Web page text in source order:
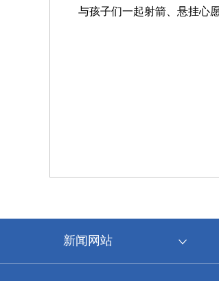
与孩子们一起射箭、悬挂心
新闻网站